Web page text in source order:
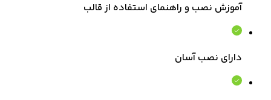
آموزش نصب و راهنمای استفاده از قالب
دارای نصب آسان